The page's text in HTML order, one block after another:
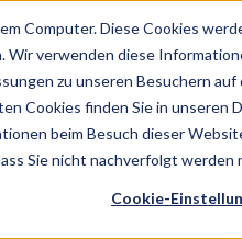
Computer. Diese Cookies
verwenden diese
zu unseren Besuchern
Cookies finden Sie in unseren
beim Besuch dieser
Sie nicht nachverfolgt werden
Cookie-